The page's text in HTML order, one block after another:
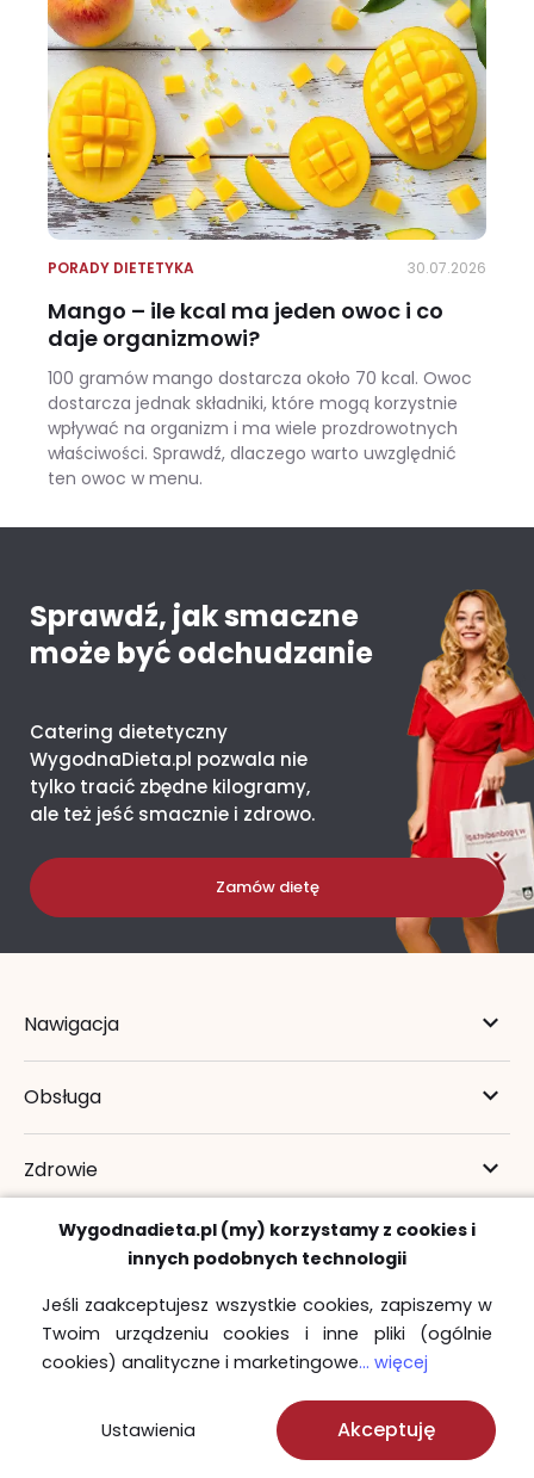
PORADY DIETETYKA 30.07.2026
Mango – ile kcal ma jeden owoc i co
daje organizmowi?
100 gramów mango dostarcza około 70 kcal. Owoc
dostarcza jednak składniki, które mogą korzystnie
wpływać na organizm i ma wiele prozdrowotnych
właściwości. Sprawdź, dlaczego warto uwzględnić
ten owoc w menu.
Sprawdź, jak smaczne
może być odchudzanie
Catering dietetyczny
WygodnaDieta.pl pozwala nie
tylko tracić zbędne kilogramy,
ale też jeść smacznie i zdrowo.
Zamów dietę
Nawigacja
Obsługa
Zdrowie
22 730 00 69
22 723 31 87
22 110 50 88
zamowienia@wygodnadieta.pl
Konsultanci są do Twojej dyspozycji:
Wygodnadieta.pl (my) korzystamy z cookies i
innych podobnych technologii
Jeśli zaakceptujesz wszystkie cookies, zapiszemy w
Twoim urządzeniu cookies i inne pliki (ogólnie
cookies) analityczne i marketingowe... więcej
Ustawienia Akceptuję